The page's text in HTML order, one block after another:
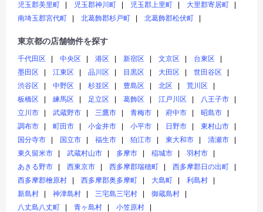
児玉郡美里町
児玉郡神川町 児玉郡上里町
大里郡寄居町
南埼玉郡宮代町
北葛飾郡杉戸町 北葛飾郡松伏町
東京都の店舗物件を探す
千代田区 中央区 港区 新宿区 文京区
台東区
墨田区
江東区 品川区 目黒区 大田区
世田谷区
渋谷区
中野区 杉並区 豊島区 北区
荒川区
板橋区
練馬区 足立区 葛飾区 江戸川区
八王子市
立川市
武蔵野市 三鷹市 青梅市 府中市
昭島市
調布市
町田市 小金井市 小平市 日野市
東村山市
国分寺市
国立市 福生市 狛江市 東大和市
清瀬市
東久留米市
武蔵村山市 多摩市 稲城市
羽村市
あきる野市
西東京市 西多摩郡瑞穂町
西多摩郡日の出町
西多摩郡檜原村
西多摩郡奥多摩町 大島町
利島村
新島村
神津島村 三宅島三宅村
御蔵島村
八丈島八丈町
青ヶ島村 小笠原村